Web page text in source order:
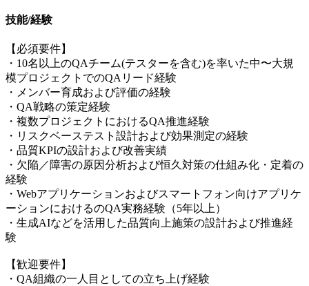
技能/経験
【必須要件】
・10名以上のQAチーム(テスターを含む)を率いた中〜大規
模プロジェクトでのQAリード経験
・メンバー育成および評価の経験
・QA戦略の策定経験
・複数プロジェクトにおけるQA推進経験
・リスクベーステスト設計および効果測定の経験
・品質KPIの設計および改善実績
・欠陥／障害の原因分析および恒久対策の仕組み化・定着の
経験
・Webアプリケーションおよびスマートフォン向けアプリケ
ーションにおけるのQA実務経験（5年以上）
・生成AIなどを活用した品質向上施策の設計および推進経
験
【歓迎要件】
・QA組織の一人目としての立ち上げ経験